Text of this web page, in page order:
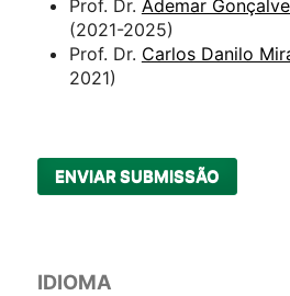
Prof. Dr. Ademar
(2021-2025)
Prof. Dr. Carlos Danilo
2021)
ENVIAR SUBMISSÃO
IDIOMA